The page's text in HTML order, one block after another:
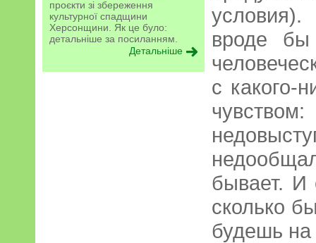
проєкти зі збереження
культурної спадщини
Херсонщини. Як це було:
детальніше за посиланням.
Детальніше
вроде
с какого-
бывает. И
сколько
будешь на